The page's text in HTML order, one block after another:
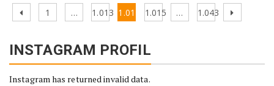
Kretanje
PreviousPage
1 … Page
1.013 Page
1.014 Page
1.015 … Page
1.043
Next
INSTAGRAM PROFIL
Instagram has returned invalid data.